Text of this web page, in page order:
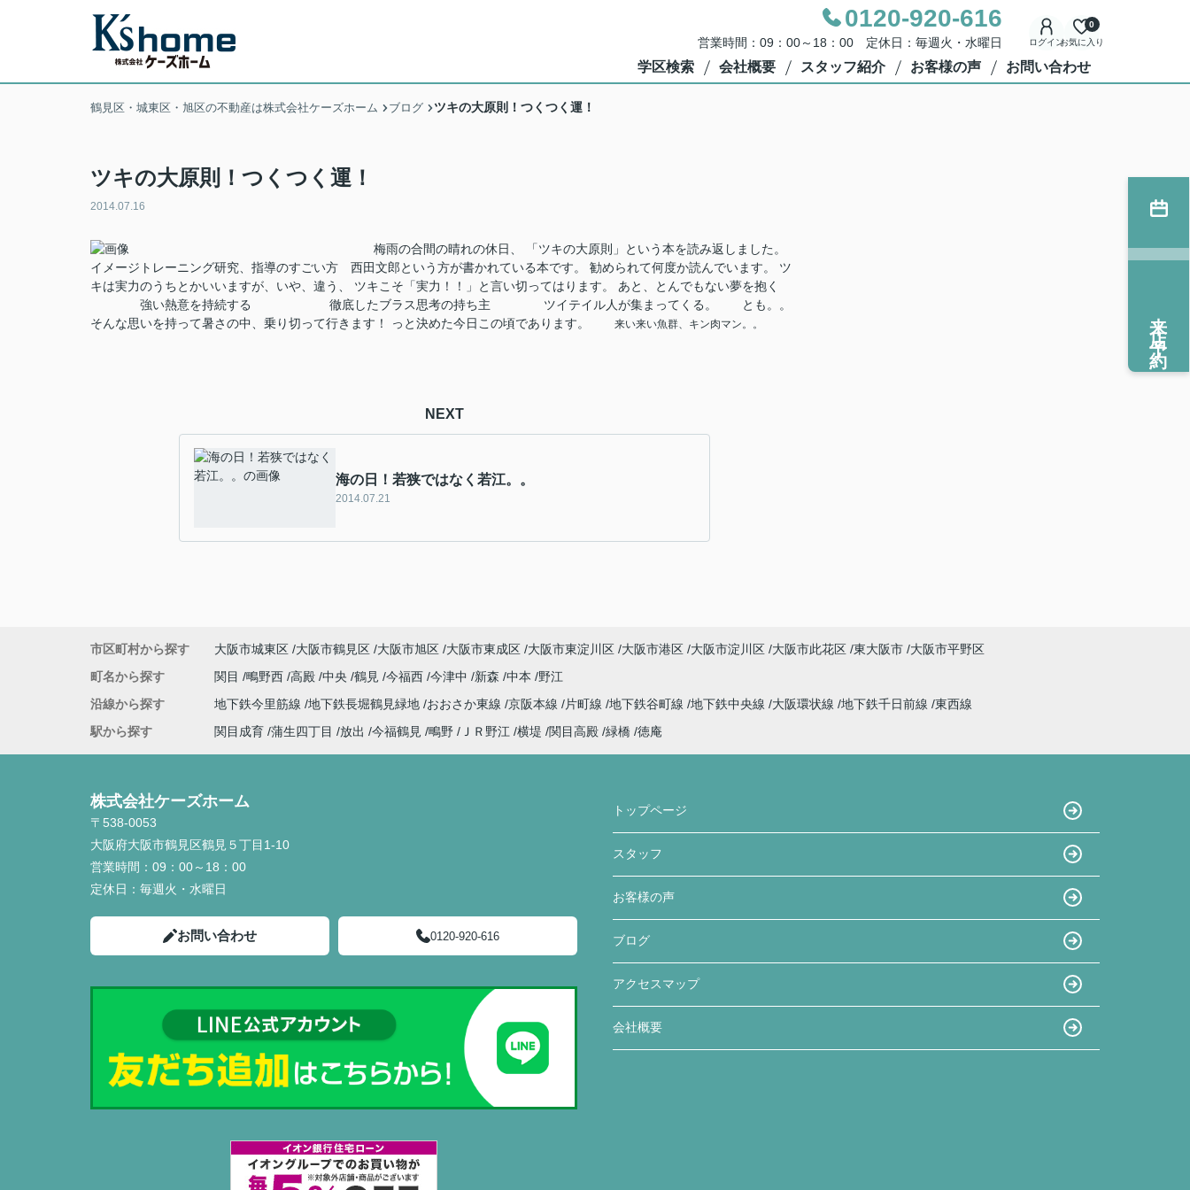
0120-920-616
営業時間：09：00～18：00 定休日：毎週火・水曜日 ログインお気に入り
0
学区検索 会社概要 スタッフ紹介 お客様の声 お問い合わせ
鶴見区・城東区・旭区の不動産は株式会社ケーズホーム ブログ ツキの大原則！つくつく運！
ツキの大原則！つくつく運！
2014.07.16
梅雨の合間の晴れの休日、 「ツキの大原則」という本を読み返しました。
イメージトレーニング研究、指導のすごい方 西田文郎という方が書かれている本です。 勧められて何度か読んでいます。 ツ
キは実力のうちとかいいますが、いや、違う、 ツキこそ「実力！！」と言い切ってはります。 あと、とんでもない夢を抱く
強い熱意を持続する 徹底したブラス思考の持ち主 ツイテイル人が集まってくる。 とも。。
そんな思いを持って暑さの中、乗り切って行きます！ っと決めた今日この頃であります。
来い来い魚群、キン肉マン。。
NEXT
海の日！若狭ではなく若江。。
2014.07.21
来店予約
市区町村から探す 大阪市城東区 大阪市鶴見区 大阪市旭区 大阪市東成区 大阪市東淀川区 大阪市港区 大阪市淀川区 大阪市此花区 東大阪市 大阪市平野区
町名から探す
関目 鴫野西 高殿 中央 鶴見 今福西 今津中 新森 中本
野江
沿線から探す
地下鉄今里筋線 地下鉄長堀鶴見緑地 おおさか東線 京阪本線 片町線 地下鉄谷町線 地下鉄中央線 大阪環状線 地下鉄千日前線 東西線
駅から探す
関目成育 蒲生四丁目 放出 今福鶴見 鴫野 ＪＲ野江 横堤 関目高殿 緑橋 徳庵
株式会社ケーズホーム
〒538-0053
大阪府大阪市鶴見区鶴見５丁目1-10
営業時間： 09：00～18：00
定休日： 毎週火・水曜日
お問い合わせ 0120-920-616
トップページ
スタッフ
お客様の声
ブログ
アクセスマップ
会社概要